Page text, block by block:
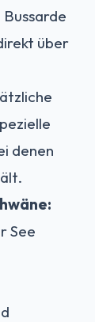
Bussarde
über
denen
See